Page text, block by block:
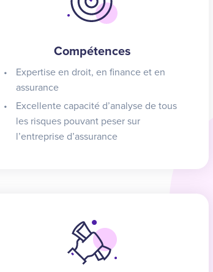
Compétences
Expertise en droit, en finance et en
assurance
Excellente capacité d’analyse de tous
les risques pouvant peser sur
l’entreprise d’assurance